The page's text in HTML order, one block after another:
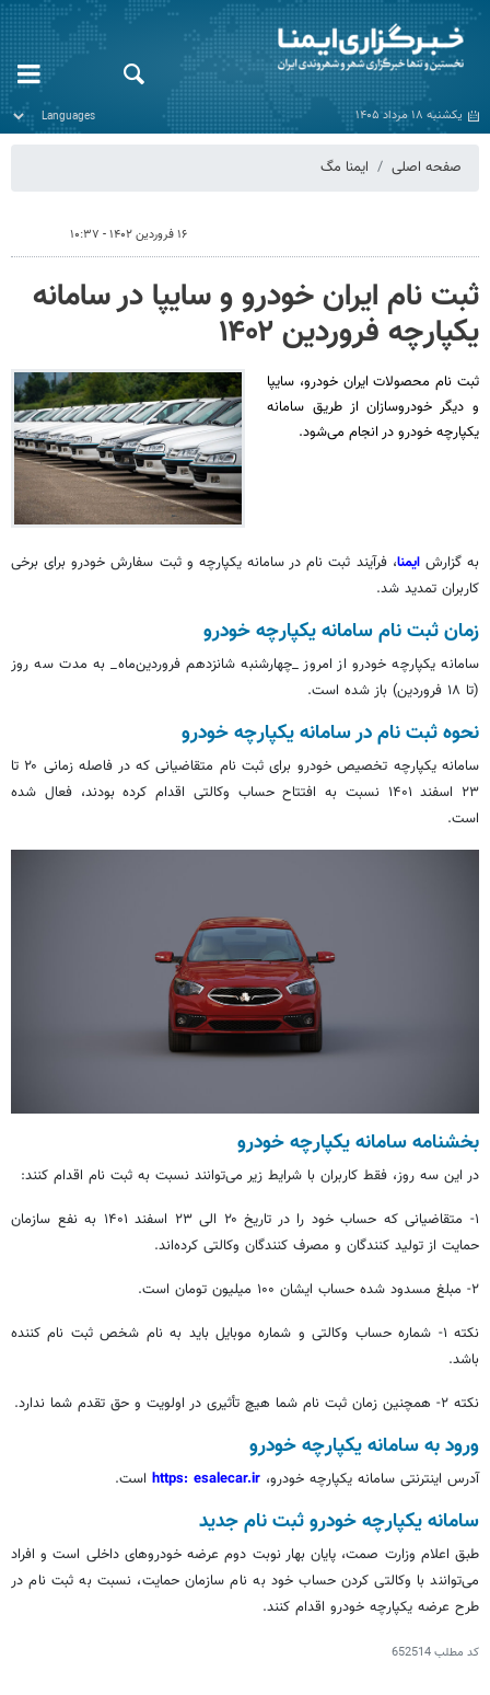
یکشنبه ۱۸ مرداد ۱۴۰۵
صفحه اصلی ایمنا مگ
۱۶ فروردین ۱۴۰۲ - ۱۰:۳۷
ثبت نام ایران خودرو و سایپا در سامانه
یکپارچه فروردین ۱۴۰۲
ثبت نام محصولات ایران خودرو، سایپا
و دیگر خودروسازان از طریق سامانه
یکپارچه خودرو در انجام می‌شود.
به گزارش ایمنا، فرآیند ثبت نام در سامانه یکپارچه و ثبت سفارش خودرو برای برخی
کاربران تمدید شد.
زمان ثبت نام سامانه یکپارچه خودرو
سامانه یکپارچه خودرو از امروز _چهارشنبه شانزدهم فروردین‌ماه_ به مدت سه روز
(تا ۱۸ فروردین) باز شده است.
نحوه ثبت نام در سامانه یکپارچه خودرو
سامانه یکپارچه تخصیص خودرو برای ثبت نام متقاضیانی که در فاصله زمانی ۲۰ تا
۲۳ اسفند ۱۴۰۱ نسبت به افتتاح حساب وکالتی اقدام کرده بودند، فعال شده
است.
بخشنامه سامانه یکپارچه خودرو
در این سه روز، فقط کاربران با شرایط زیر می‌توانند نسبت به ثبت نام اقدام کنند:
۱- متقاضیانی که حساب خود را در تاریخ ۲۰ الی ۲۳ اسفند ۱۴۰۱ به نفع سازمان
حمایت از تولید کنندگان و مصرف کنندگان وکالتی کرده‌اند.
۲- مبلغ مسدود شده حساب ایشان ۱۰۰ میلیون تومان است.
نکته ۱- شماره حساب وکالتی و شماره موبایل باید به نام شخص ثبت نام کننده
باشد.
نکته ۲- همچنین زمان ثبت نام شما هیچ تأثیری در اولویت و حق تقدم شما ندارد.
ورود به سامانه یکپارچه خودرو
آدرس اینترنتی سامانه یکپارچه خودرو، است.
سامانه یکپارچه خودرو ثبت نام جدید
طبق اعلام وزارت صمت، پایان بهار نوبت دوم عرضه خودروهای داخلی است و افراد
می‌توانند با وکالتی کردن حساب خود به نام سازمان حمایت، نسبت به ثبت نام در
طرح عرضه یکپارچه خودرو اقدام کنند.
کد مطلب652514